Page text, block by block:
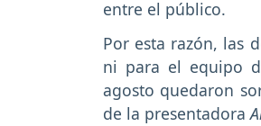
entre el público.
Por esta razón, las
ni para el equipo
agosto quedaron
de la presentadora